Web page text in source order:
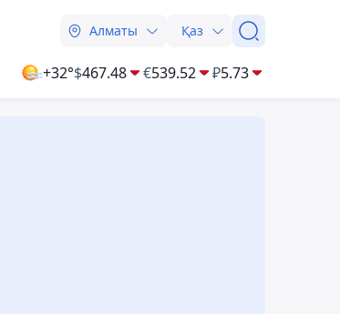
Алматы Қаз
+32°$467.48 €539.52 ₽5.73